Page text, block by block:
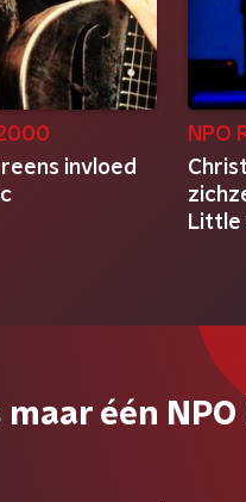
invloed
NPO
Little
maar één